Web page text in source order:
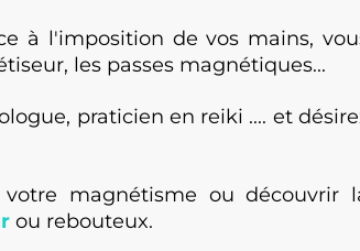
à l'imposition de vos mains, vous
les passes magnétiques...
praticien en reiki .... et désirez
magnétisme ou découvrir la
ou rebouteux.